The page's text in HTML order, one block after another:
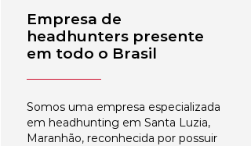
Empresa de
headhunters presente
em todo o Brasil
Somos uma empresa especializada
em headhunting em Santa Luzia,
Maranhão, reconhecida por possuir